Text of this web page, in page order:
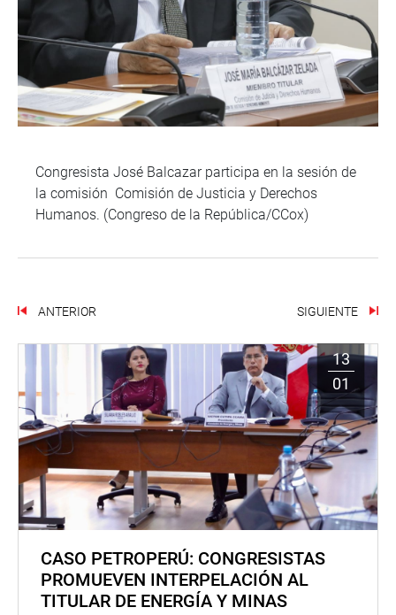
Congresista José Balcazar participa en la sesión de
la comisión Comisión de Justicia y Derechos
Humanos. (Congreso de la República/CCox)
ANTERIOR SIGUIENTE
13
01
CASO PETROPERÚ: CONGRESISTAS
PROMUEVEN INTERPELACIÓN AL
TITULAR DE ENERGÍA Y MINAS